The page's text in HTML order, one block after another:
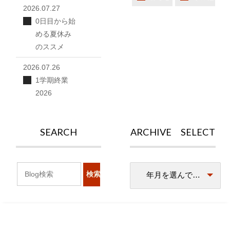
2026.07.27
0日目から始
める夏休み
のススメ
2026.07.26
1学期終業
2026
ARCHIVE SELECT
SEARCH